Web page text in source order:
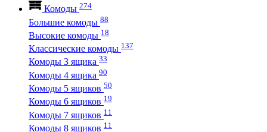
Комоды 274
Большие комоды 88
Высокие комоды 18
Классические комоды 137
Комоды 3 ящика 33
Комоды 4 ящика 90
Комоды 5 ящиков 50
Комоды 6 ящиков 19
Комоды 7 ящиков 11
Комоды 8 ящиков 11